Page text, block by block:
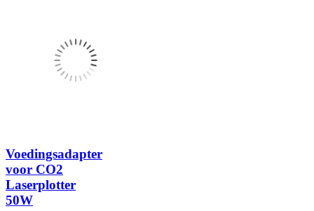
Voedingsadapter
voor CO2
Laserplotter
50W